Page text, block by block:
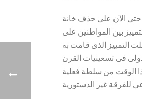
حتى الآن على حذف خانة
بين المواطنين على
التمييز الذى قامت به
فى تسعينيات القرن
الوقت من سلطة فعلية